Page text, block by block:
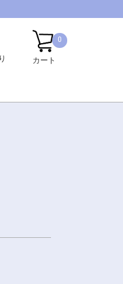
0
カート